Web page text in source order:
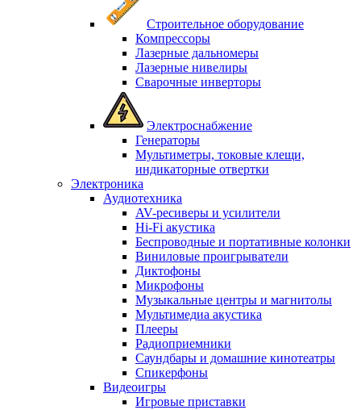
Строительное оборудование
Компрессоры
Лазерные дальномеры
Лазерные нивелиры
Сварочные инверторы
Электроснабжение
Генераторы
Мультиметры, токовые клещи,
индикаторные отвертки
Электроника
Аудиотехника
AV-ресиверы и усилители
Hi-Fi акустика
Беспроводные и портативные колонки
Виниловые проигрыватели
Диктофоны
Микрофоны
Музыкальные центры и магнитолы
Мультимедиа акустика
Плееры
Радиоприемники
Саундбары и домашние кинотеатры
Спикерфоны
Видеоигры
Игровые приставки